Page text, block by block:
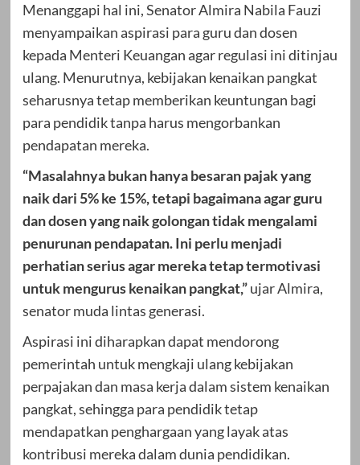
Menanggapi hal ini, Senator Almira Nabila Fauzi
menyampaikan aspirasi para guru dan dosen
kepada Menteri Keuangan agar regulasi ini ditinjau
ulang. Menurutnya, kebijakan kenaikan pangkat
seharusnya tetap memberikan keuntungan bagi
para pendidik tanpa harus mengorbankan
pendapatan mereka.
“Masalahnya bukan hanya besaran pajak yang
naik dari 5% ke 15%, tetapi bagaimana agar guru
dan dosen yang naik golongan tidak mengalami
penurunan pendapatan. Ini perlu menjadi
perhatian serius agar mereka tetap termotivasi
untuk mengurus kenaikan pangkat,”ujar Almira,
senator muda lintas generasi.
Aspirasi ini diharapkan dapat mendorong
pemerintah untuk mengkaji ulang kebijakan
perpajakan dan masa kerja dalam sistem kenaikan
pangkat, sehingga para pendidik tetap
mendapatkan penghargaan yang layak atas
kontribusi mereka dalam dunia pendidikan.